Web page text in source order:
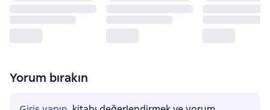
Yorum bırakın